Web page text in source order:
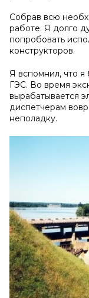
Собрав всю
работе. Я долго
попробовать
конструкторов.
Я вспомнил, что я
ГЭС. Во время
вырабатывается
диспетчерам
неполадку.